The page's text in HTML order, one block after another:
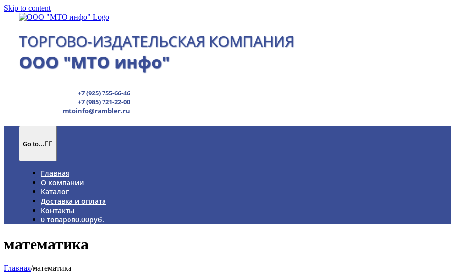
Skip to content
ТОРГОВО-ИЗДАТЕЛЬСКАЯ КОМПАНИЯ
ООО "МТО инфо"
+7 (925) 755-66-46
+7 (985) 721-22-00
mtoinfo@rambler.ru
Go to...
Главная
О компании
Каталог
Доставка и оплата
Контакты
0 товаров0.00руб.
математика
Главная/математика